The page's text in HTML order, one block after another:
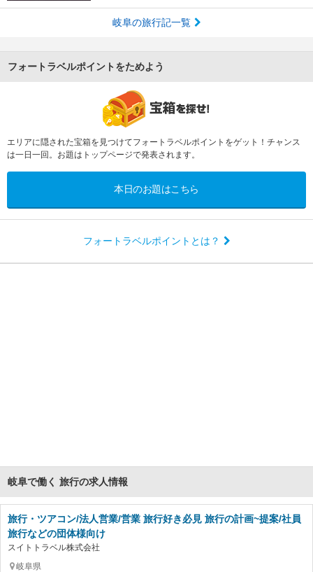
岐阜の旅行記一覧
フォートラベルポイントをためよう
エリアに隠された宝箱を見つけてフォートラベルポイントをゲット！チャンス
は一日一回。お題はトップページで発表されます。
本日のお題はこちら
フォートラベルポイントとは？
岐阜で働く 旅行の求人情報
旅行・ツアコン/法人営業/営業 旅行好き必見 旅行の計画~提案/社員
旅行などの団体様向け
スイトトラベル株式会社
岐阜県